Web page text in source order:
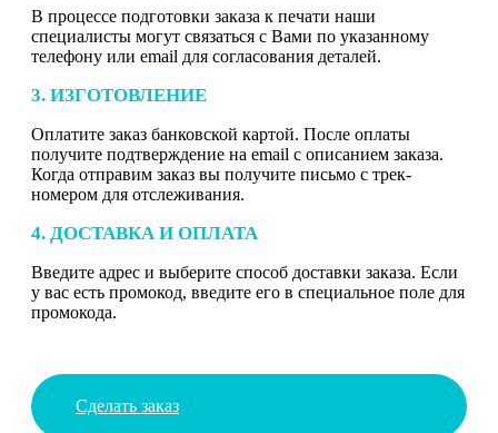
В процессе подготовки заказа к печати наши
специалисты могут связаться с Вами по указанному
телефону или email для согласования деталей.
3. ИЗГОТОВЛЕНИЕ
Оплатите заказ банковской картой. После оплаты
получите подтверждение на email с описанием заказа.
Когда отправим заказ вы получите письмо с трек-
номером для отслеживания.
4. ДОСТАВКА И ОПЛАТА
Введите адрес и выберите способ доставки заказа. Если
у вас есть промокод, введите его в специальное поле для
промокода.
Сделать заказ